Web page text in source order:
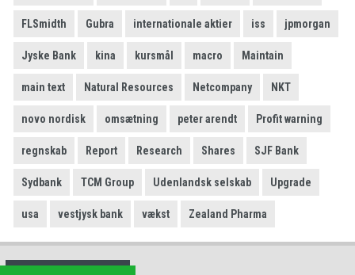
FLSmidth Gubra internationale aktier iss jpmorgan
Jyske Bank kina kursmål macro Maintain
main text Natural Resources Netcompany NKT
novo nordisk omsætning peter arendt Profit warning
regnskab Report Research Shares SJF Bank
Sydbank TCM Group Udenlandsk selskab Upgrade
usa vestjysk bank vækst Zealand Pharma